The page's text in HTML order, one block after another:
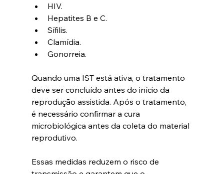
HIV.
Hepatites B e C.
Sífilis.
Clamídia.
Gonorreia.
Quando uma IST está ativa, o tratamento
deve ser concluído antes do início da
reprodução assistida. Após o tratamento,
é necessário confirmar a cura
microbiológica antes da coleta do material
reprodutivo.
Essas medidas reduzem o risco de